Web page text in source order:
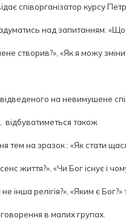
співорганізатор курсу
над запитанням: «Що
створив?», «Як я можу
на невимушене
також
тем на зразок : «Як стати
життя?», «Чи Бог існує і
інша релігія?», «Яким є Бог?»
в малих групах.